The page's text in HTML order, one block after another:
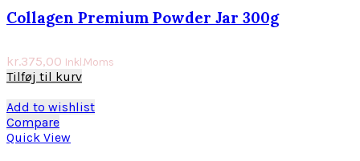
Collagen Premium Powder Jar 300g
kr.375,00 Inkl.Moms
Tilføj til kurv
Add to wishlist
Compare
Quick View